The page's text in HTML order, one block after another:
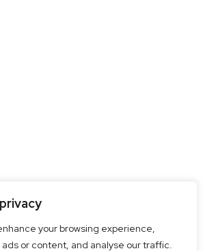
your browsing experience,
or content, and analyse our traffic.